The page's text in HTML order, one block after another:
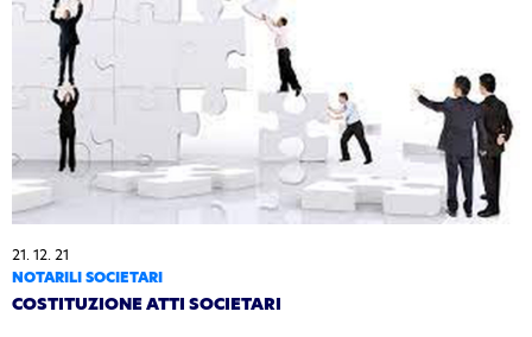
21. 12. 21
NOTARILI SOCIETARI
COSTITUZIONE ATTI SOCIETARI